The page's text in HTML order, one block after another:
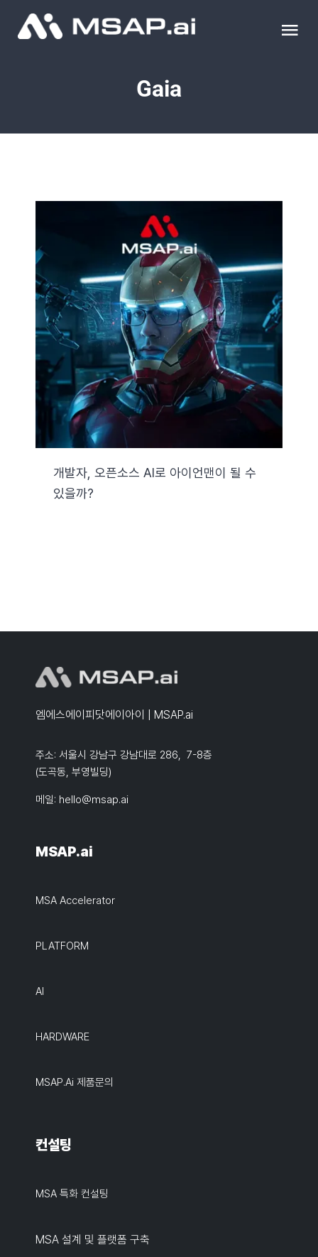
조달물품
이벤트 & 세미나
블로그
자료실
기술지원
Search
Gaia
개발자, 오픈소스 AI로 아이언맨이 될 수
있을까?
엠에스에이피닷에이아이 | MSAP.ai
주소: 서울시 강남구 강남대로 286, 7-8층
(도곡동, 부영빌딩)
메일: hello@msap.ai
MSAP.ai
MSA Accelerator
PLATFORM
AI
HARDWARE
MSAP.ai 제품문의
컨설팅
MSA 특화 컨설팅
MSA 설계 및 플랫폼 구축